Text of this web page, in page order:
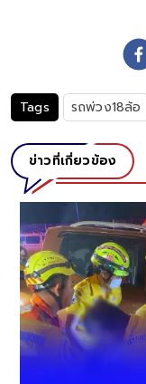
Tags รถพ่วง18ล้อ
ข่าวที่เกี่ยวข้อง